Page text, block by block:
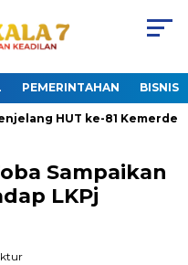
PEMERINTAHAN BISNIS
HUT ke-81
Sampaikan
LKPj